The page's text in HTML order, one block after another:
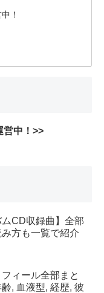
！
営中！>>
ムCD収録曲】全部
方も一覧で紹介
フィール全部まと
, 血液型, 経歴, 彼